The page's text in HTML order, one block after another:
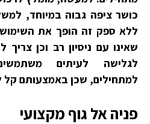
כושר ציפה גבוה במיוחד,
ללא ספק זה הופך את
שאינו עם ניסיון רב וכן
לגלישה לעיתים
למתחילים, שכן באמצעותם קל
פניה אל גוף מקצועי